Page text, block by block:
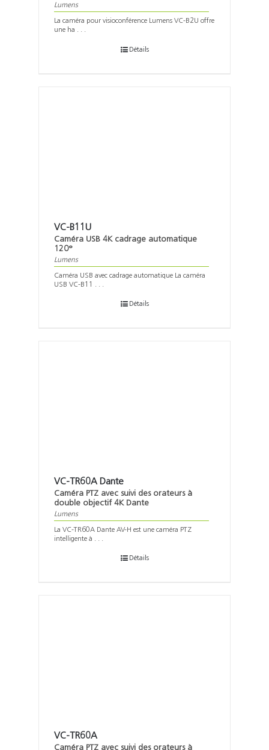
Lumens
La caméra pour visioconférence Lumens VC-B2U offre
une ha . . .
Détails
VC-B11U
Caméra USB 4K cadrage automatique
120°
Lumens
Caméra USB avec cadrage automatique La caméra
USB VC-B11 . . .
Détails
VC-TR60A Dante
Caméra PTZ avec suivi des orateurs à
double objectif 4K Dante
Lumens
La VC-TR60A Dante AV-H est une caméra PTZ
intelligente à . . .
Détails
VC-TR60A
Caméra PTZ avec suivi des orateurs à